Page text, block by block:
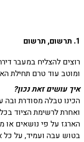
1. תרשום, תרשום
רוצים להצליח במעבר
ומוטב עוד טרם תחילת
איך עושים זאת נכון?
הכינו טבלה מסודרת
ואחרת לרשימת הציוד
הארגז על פי נושאים
בטוש עבה ועמיד, על כל